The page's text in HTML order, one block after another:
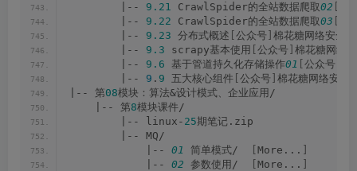
        |--
9.21 CrawlSpider的全站数据爬取02
        |--
9.22 CrawlSpider的全站数据爬取03
        |--
9.23 分布式概述 公众号 棉花糖网络安全
        |--
9.3 scrapy基本使用 公众号 棉花糖网络
        |--
9.6 基于管道持久化存储操作01 公众号
        |--
9 . 9 五大核心组件 公众号 棉花糖网络安全
|-- 第08模块：算法&设计模式、企业应用/
    |-- 第
8模块课件/
        |-- linux-
25期笔记.zip
        |-- MQ/
            |--
01 简单模式/ More...
            |--
02 参数使用/ More...